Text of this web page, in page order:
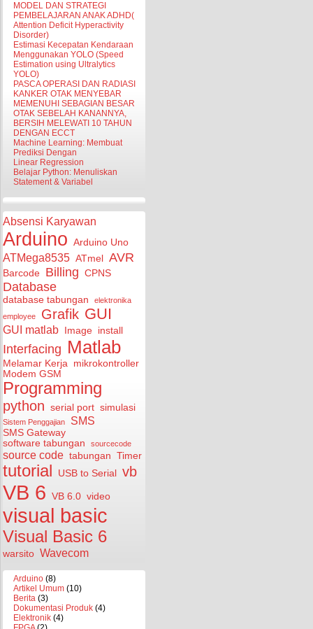
MODEL DAN STRATEGI
PEMBELAJARAN ANAK ADHD(
Attention Deficit Hyperactivity
Disorder)
Estimasi Kecepatan Kendaraan
Menggunakan YOLO (Speed
Estimation using Ultralytics
YOLO)
PASCA OPERASI DAN RADIASI
KANKER OTAK MENYEBAR
MEMENUHI SEBAGIAN BESAR
OTAK SEBELAH KANANNYA,
BERSIH MELEWATI 10 TAHUN
DENGAN ECCT
Machine Learning: Membuat
Prediksi Dengan
Linear Regression
Belajar Python: Menuliskan
Statement & Variabel
Absensi Karyawan
Arduino Arduino Uno
ATMega8535 ATmel AVR
Barcode Billing CPNS
Database
database tabungan
elektronika
employee
Grafik GUI
GUI matlab Image install
Interfacing Matlab
Melamar Kerja mikrokontroller
Modem GSM
Programming
python serial port simulasi
Sistem Penggajian SMS
SMS Gateway
software tabungan
sourcecode
source code tabungan Timer
tutorial USB to Serial vb
VB 6 VB 6.0 video
visual basic
Visual Basic 6
warsito Wavecom
Arduino (8)
Artikel Umum (10)
Berita (3)
Dokumentasi Produk (4)
Elektronik (4)